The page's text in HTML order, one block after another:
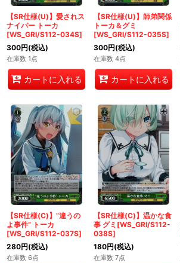
【SR仕様(U)】愛されス
ナイパー トーカ
[WS_GRI/S112-034S]
300円(税込)
在庫数 1点
カートに入れる
【SR仕様(U)】師弟関係
トーカ＆グミ
[WS_GRI/S112-035S]
300円(税込)
在庫数 4点
カートに入れる
【SR仕様(C)】“違うの
よ事件” トーカ
[WS_GRI/S112-037S]
280円(税込)
在庫数 6点
【SR仕様(C)】温かな食
事 グミ[WS_GRI/S112-
038S]
180円(税込)
在庫数 7点